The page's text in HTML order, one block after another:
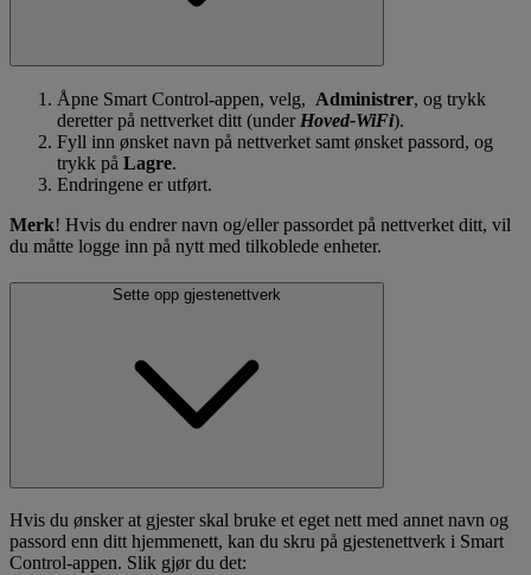
Åpne Smart Control-appen, velg, Administrer, og trykk
deretter på nettverket ditt (under Hoved-WiFi).
Fyll inn ønsket navn på nettverket samt ønsket passord, og
trykk på Lagre.
Endringene er utført.
Merk! Hvis du endrer navn og/eller passordet på nettverket ditt, vil
du måtte logge inn på nytt med tilkoblede enheter.
Sette opp gjestenettverk
Hvis du ønsker at gjester skal bruke et eget nett med annet navn og
passord enn ditt hjemmenett, kan du skru på gjestenettverk i Smart
Control-appen. Slik gjør du det: